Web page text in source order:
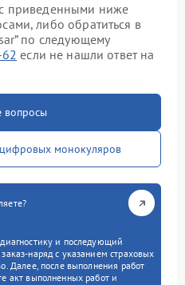
приведенными ниже
либо обратиться в
по следующему
если не нашли ответ на
монокуляров
и последующий
наряд с указанием страховых
Далее, после выполнения работ
акт выполненных работ и